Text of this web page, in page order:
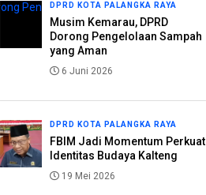
DPRD KOTA PALANGKA RAYA
Musim Kemarau, DPRD
Dorong Pengelolaan Sampah
yang Aman
6 Juni 2026
DPRD KOTA PALANGKA RAYA
FBIM Jadi Momentum Perkuat
Identitas Budaya Kalteng
19 Mei 2026